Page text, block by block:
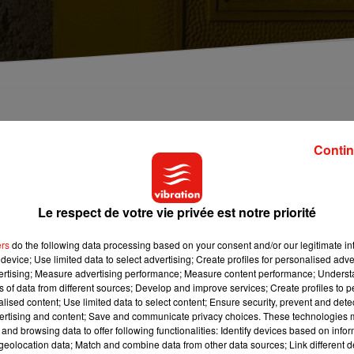
le Loiret sera en grève ce vendredi 11 octobre.
des suppressions de poste.
de poste d’ AmillyetCourtenay
prochain. Elle prévoit le non-remplacement de trois départs
en poste à Amilly au lieu de trois, et une seule personne
au refus de la direction de négocier, les agents réitèrent ce
Combe, responsable local CGT.Ils nous parlent de dialogue
que cette réorganisation ait un impact sur les clients.
ils ne seront pas servis de la même manière». Les grévistes
Le respect de votre vie privée est notre priorité
do the following data processing based on your consent and/or our legitimate
Use limited data to select advertising; Create profiles for personalised
Measure advertising performance; Measure content performance;
of data from different sources; Develop and improve services; Create profiles to
content; Use limited data to select content; Ensure security, prevent and
and content; Save and communicate privacy choices. These technologies
browsing data to offer following functionalities: Identify devices based on
data; Match and combine data from other data sources; Link different